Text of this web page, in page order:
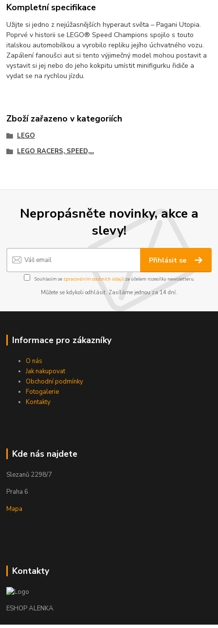
Kompletní specifikace
Užijte si jedno z nejúžasnějších hyperaut světa – Pagani Utopia.
Poprvé v historii se LEGO® Speed Champions spojilo s touto
italskou automobilkou a vyrobilo repliku jejího úchvatného vozu.
Zapálení fanoušci aut si tento výjimečný model mohou postavit a
vystavit si jej nebo do jeho kokpitu umístit minifigurku řidiče a
vydat se na rychlou jízdu.
Zboží zařazeno v kategoriích
LEGO
LEGO RACERS, SPEED,...
Nepropásněte novinky, akce a
slevy!
Přihlásit se
Souhlasím se zpracováním osobních údajůza účelem rozesílky newsletteru.
Můžete se kdykoli odhlásit. Zasíláme jednou za 14 dní.
Informace pro zákazníky
O nás
Jak nakupovat
Obchodní podmínky
Fotogalerie
Kontakty
Kde nás najdete
Slezanů 2298/7
Praha 6
Mapa
Kontakty
ESHOP ALENKA